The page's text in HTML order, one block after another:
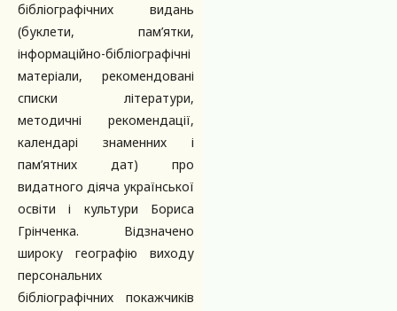
бібліографічних видань
(буклети, пам’ятки,
інформаційно-бібліографічні
матеріали, рекомендовані
списки літератури,
методичні рекомендації,
календарі знаменних і
пам’ятних дат) про
видатного діяча української
освіти і культури Бориса
Грінченка. Відзначено
широку географію виходу
персональних
бібліографічних покажчиків